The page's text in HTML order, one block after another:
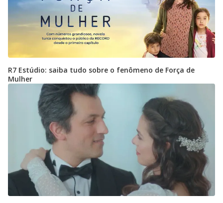
R7 Estúdio: saiba tudo sobre o fenômeno de Força de
Mulher